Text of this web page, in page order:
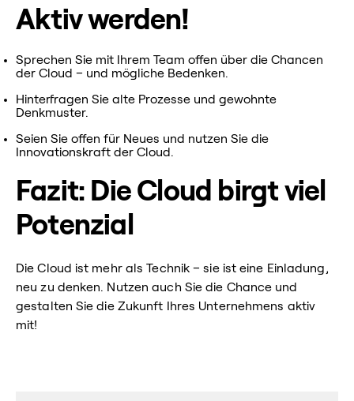
Aktiv werden!
Sprechen Sie mit Ihrem Team offen über die Chancen
der Cloud – und mögliche Bedenken.
Hinterfragen Sie alte Prozesse und gewohnte
Denkmuster.
Seien Sie offen für Neues und nutzen Sie die
Innovationskraft der Cloud.
Fazit: Die Cloud birgt viel
Potenzial
Die Cloud ist mehr als Technik – sie ist eine Einladung,
neu zu denken. Nutzen auch Sie die Chance und
gestalten Sie die Zukunft Ihres Unternehmens aktiv
mit!